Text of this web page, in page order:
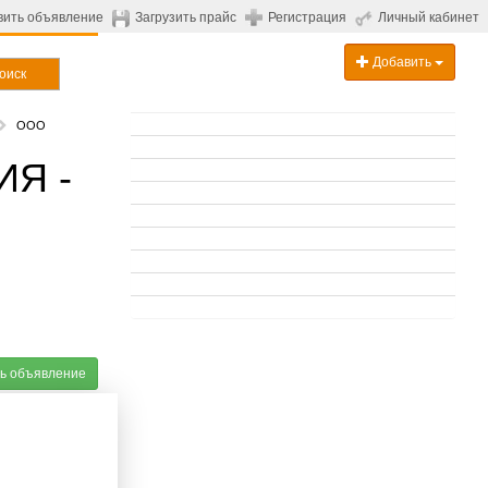
объявление Загрузить прайс Регистрация Личный кабинет
Добавить
ООО
-
объявление